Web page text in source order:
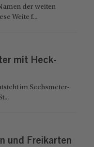
der weiten
Weite f...
mit Heck-
im Sechsmeter-
und Freikarten